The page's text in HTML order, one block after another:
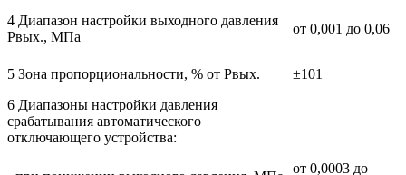
4 Диапазон настройки выходного давления
Рвых., МПа
от 0,001 до 0,06
5 Зона пропорциональности, % от Рвых.
±101
6 Диапазоны настройки давления
срабатывания автоматического
отключающего устройства:
от 0,0003 до